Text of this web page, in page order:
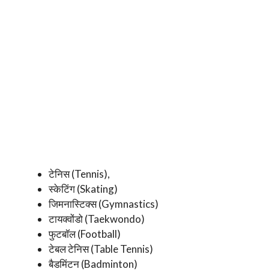
टेनिस (Tennis),
स्केटिंग (Skating)
जिमनास्टिक्स (Gymnastics)
टायक्वोंडो (Taekwondo)
फुटबॉल (Football)
टेबल टेनिस (Table Tennis)
बैडमिंटन (Badminton)